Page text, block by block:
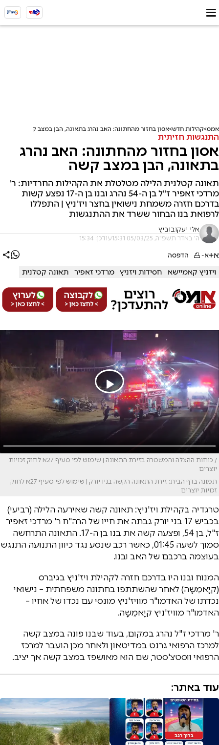
אמס קהילות חדש אסון בחזור מהחתונה: האב נהרג בתאונה, הבן במצב קשה
התנגשות חזיתית
אסון בחזור מהחתונה: האב נהרג
בתאונה, הבן במצב קשה
תאונה קטלנית הלילה מטלטלת את הקהילות החרדיות: ר'
מרדכי זאפיר ז"ל בן ה-54 נהרג ובנו בן ה-17 נפצע קשות
בדרכם חזרה משמחת נישואין בחצר ויז'ניץ | התפללו
לרפואת בנו הבחור ששרד את ההתנגשות
אלי יעקובוביץ
ה' באדר תשפ"ה, 05/03/25 15:31 עודכן: 15:34
א+א- הדפסה
ויזניץ קאמיישא חסידות ויזניץ מרדכי זאפיר תאונה קטלנית
/ כוחות ההצלה והמשטרה בזירת התאונה | שימוש לפי סעיף 27א לחוק זכויות
יוצרים
תמונה בדף הבית: זירת התאונה הקשה בניו יורק | שימוש לפי סעיף 27א לחוק
זכויות יוצרים
טרגדיה בקהילת ויז'ניץ: תאונה קשה שאירעה הלילה (רביעי)
בכביש 17 בני יורק גבתה את חייו של הרה"ח ר' מרדכי זאפיר
ז"ל, בן 54, ופצעה קשה את בנו בן ה-17. התאונה התרחשה
סמוך לשעה 01:45, כאשר רכב שנסע נגד כיוון התנועה התנגש
בעוצמה ברכבם של האב ובנו.
המנוח ובנו היו בדרכם חזרה לקהילת ויז'ניץ בגיברס
(קיָאמֵשָה) לאחר שהשתתפו בחתונה משפחתית – נישואי
נכדתו של האדמו"ר מוויז'ניץ מונסי עם נכדו של אחיו –
האדמו"ר מוויז'ניץ קיָאמֵשָה.
ר' מרדכי ז"ל נהרג במקום, בעוד שבנו פונה במצב קשה
למרכז הרפואי גרנט במדיטאון ולאחר מכן הועבר למרכז
הרפואי ווסטצ'סטר, שם הוא מאושפז במצב קשה אך יציב.
עוד באתר: